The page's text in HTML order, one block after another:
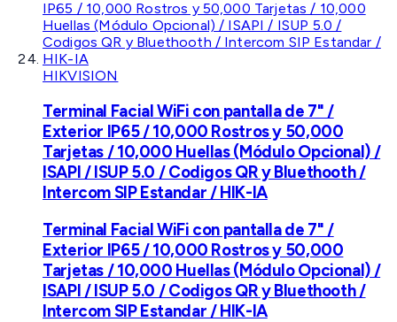
HIKVISION
Terminal Facial WiFi con pantalla de 7" /
Exterior IP65 / 10,000 Rostros y 50,000
Tarjetas / 10,000 Huellas (Módulo Opcional) /
ISAPI / ISUP 5.0 / Codigos QR y Bluethooth /
Intercom SIP Estandar / HIK-IA
Terminal Facial WiFi con pantalla de 7" /
Exterior IP65 / 10,000 Rostros y 50,000
Tarjetas / 10,000 Huellas (Módulo Opcional) /
ISAPI / ISUP 5.0 / Codigos QR y Bluethooth /
Intercom SIP Estandar / HIK-IA